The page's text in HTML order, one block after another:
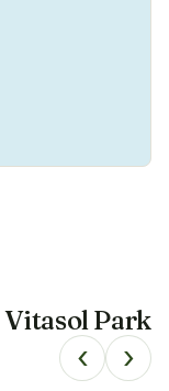
Vitasol Park
‹ ›